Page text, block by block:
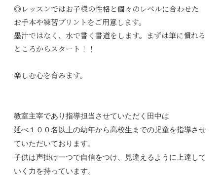
◎レッスンではお子様の性格と個々のレベルに合わせた
お手本や練習プリントをご用意します。
墨汁ではなく、水で書く書道をします。まずは筆に慣れる
ところからスタート！！
楽しむ心を育みます。
教室主宰であり指導担当させていただく田中は
延べ１００名以上の幼年から高校生までの児童を指導させ
ていただいております。
子供は声掛け一つで自信をつけ、見違えるように上達して
いく力を持っています。